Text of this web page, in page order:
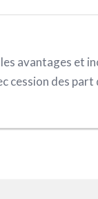
avantages et
cession des part